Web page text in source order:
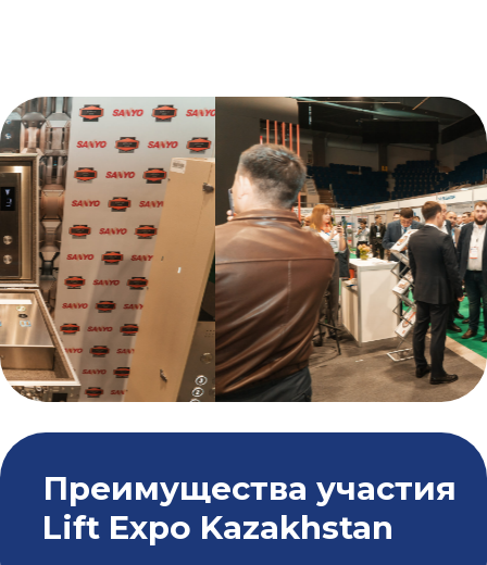
Знакомьтесь и продавайте
преимущества вашей продукции
напрямую широкому кругу
промышленных и коммерческих
пользователей.
Анализируйте своих конкурентов
и вносите изменения в свои
продукты и маркетинговые
стратегии;
Повысьте узнаваемость вашего
бренда, улучшите свою
репутацию и продемонстрируйте
свою приверженность
покупателям на этом рынке;
Укрепите существующие
отношения с поставщиками и
создайте новые